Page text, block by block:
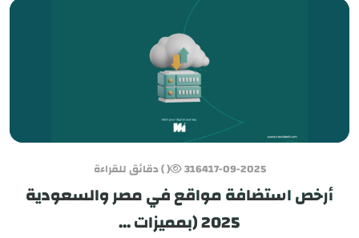
17-09-2025
3164 ( ) دقائق للقراءة
أرخص استضافة مواقع في مصر والسعودية
2025 (بمميزات ...